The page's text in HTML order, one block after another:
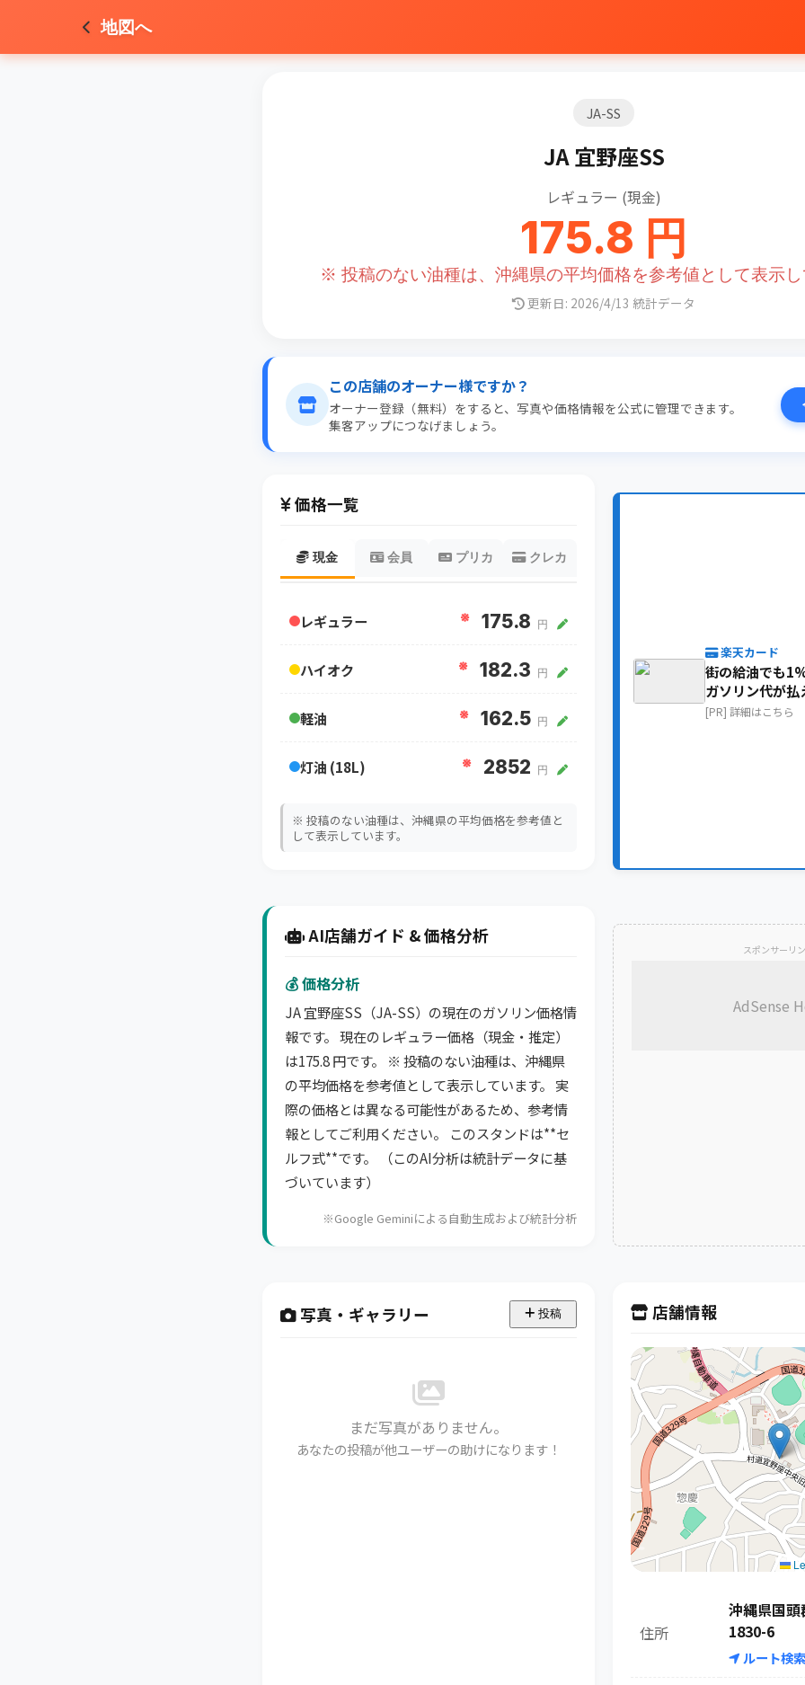
地図へ
JA-SS
JA 宜野座SS
レギュラー (現金)
175.8 円
※ 投稿のない油種は、沖縄県の平均価格を参考値として表示し
更新日: 2026/4/13 統計データ
この店舗のオーナー様ですか？
オーナー登録（無料）をすると、写真や価格情報を公式に管理できます。
集客アップにつなげましょう。
価格一覧
現金 会員 プリカ クレカ
レギュラー ※ 175.8 円
ハイオク ※ 182.3 円
軽油 ※ 162.5 円
灯油 (18L) ※ 2852 円
※ 投稿のない油種は、沖縄県の平均価格を参考値と
して表示しています。
楽天カード
街の給油でも
ガソリン代が払
[PR] 詳細はこちら
AI店舗ガイド & 価格分析
💰 価格分析
JA 宜野座SS（JA-SS）の現在のガソリン価格情
報です。 現在のレギュラー価格（現金・推定）
は175.8 円です。 ※ 投稿のない油種は、沖縄県
の平均価格を参考値として表示しています。 実
際の価格とは異なる可能性があるため、参考情
報としてご利用ください。 このスタンドは**セ
ルフ式**です。 （このAI分析は統計データに基
づいています）
※Google Geminiによる自動生成および統計分析
スポンサーリ
AdSense
写真・ギャラリー 投稿
まだ写真がありません。
あなたの投稿が他ユーザーの助けになります！
店舗情報
住所
沖縄県国
1830-6
ルート検索